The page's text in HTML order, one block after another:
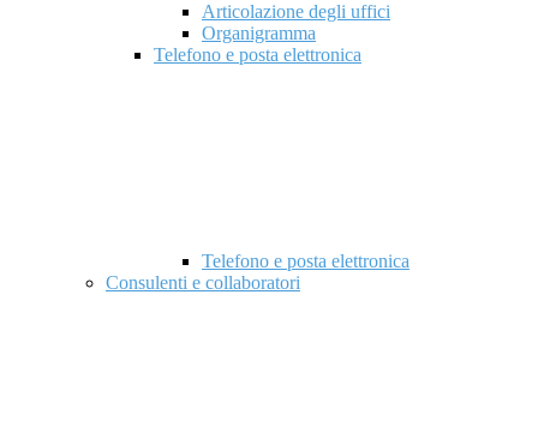
Articolazione degli uffici
Organigramma
Telefono e posta elettronica
Telefono e posta elettronica
Consulenti e collaboratori